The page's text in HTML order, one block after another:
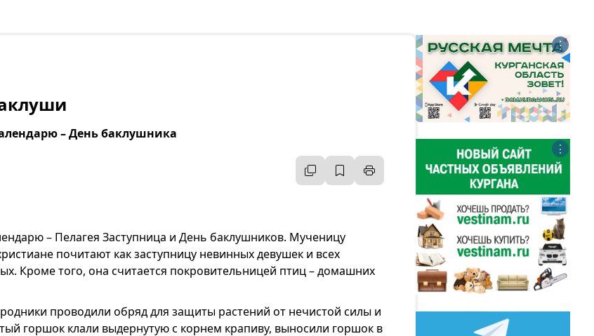
– День баклушника
– Пелагея Заступница и День баклушников. Мученицу
почитают как заступницу невинных девушек и всех
Кроме того, она считается покровительницей птиц – домашних
проводили обряд для защиты растений от нечистой силы и
горшок клали выдернутую с корнем крапиву, выносили горшок в
⋮
⋮